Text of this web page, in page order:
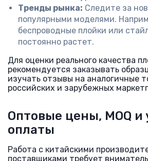
Тренды рынка: Следите за
популярными моделями.
беспроводные плойки или
постоянно растет.
Для оценки реального качества
рекомендуется заказывать
изучать отзывы на аналогичные
российских и зарубежных
Оптовые цены, MOQ и
оплаты
Работа с китайскими
поставщиками требует